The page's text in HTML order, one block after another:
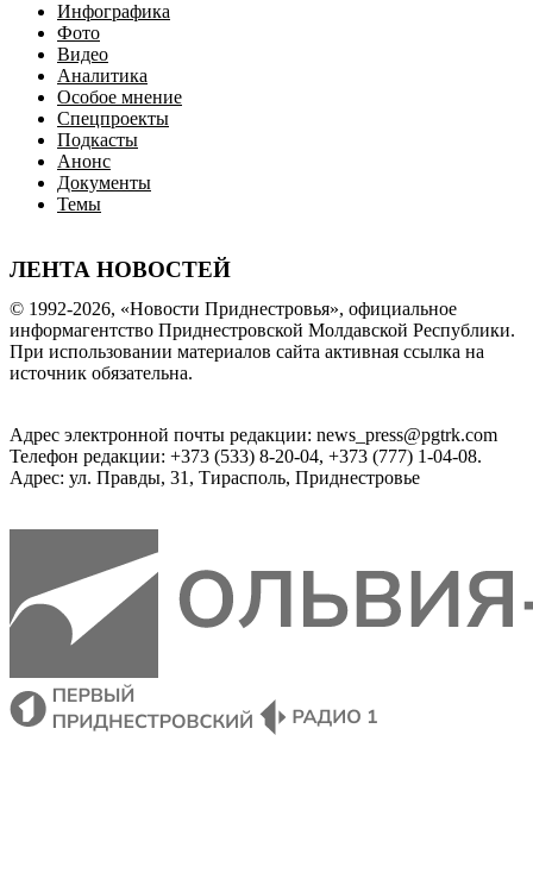
Инфографика
Фото
Видео
Аналитика
Особое мнение
Спецпроекты
Подкасты
Анонс
Документы
Темы
ЛЕНТА НОВОСТЕЙ
© 1992-2026, «Новости Приднестровья», официальное
информагентство Приднестровской Молдавской Республики.
При использовании материалов сайта активная ссылка на
источник обязательна.
Адрес электронной почты редакции: news_press@pgtrk.com
Телефон редакции: +373 (533) 8-20-04, +373 (777) 1-04-08.
Адрес: ул. Правды, 31, Тирасполь, Приднестровье